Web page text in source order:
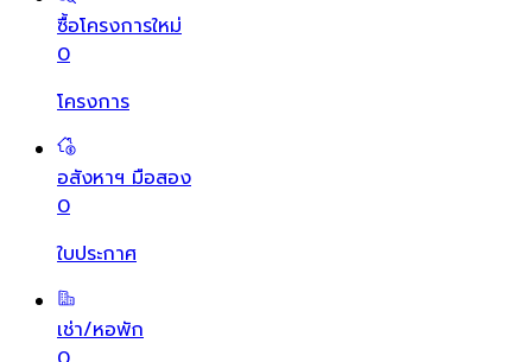
ซื้อโครงการใหม่
0
โครงการ
อสังหาฯ มือสอง
0
ใบประกาศ
เช่า/หอพัก